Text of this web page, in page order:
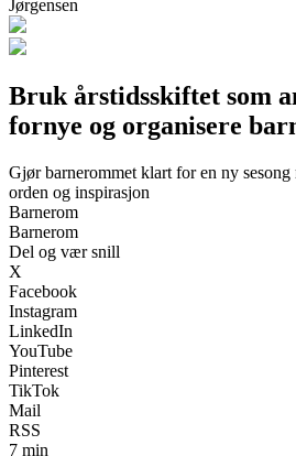
Jørgensen
Bruk årstidsskiftet som
fornye og organisere
Gjør barnerommet klart for en ny sesong
orden og inspirasjon
Barnerom
Barnerom
Del og vær snill
X
Facebook
Instagram
LinkedIn
YouTube
Pinterest
TikTok
Mail
RSS
7 min